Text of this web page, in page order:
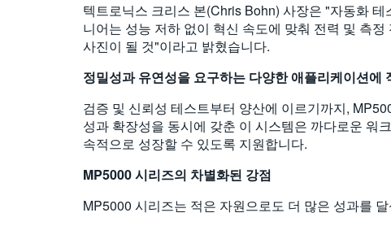
텍트로닉스 크리스 본(Chris Bohn) 사장은 "자동화
니어는 성능 저하 없이 혁신 속도에 맞춰 전력 및 측
사진이 될 것"이라고 밝혔습니다.
정밀성과 유연성을 요구하는 다양한 애플리케이션에
검증 및 신뢰성 테스트부터 양산에 이르기까지,
성과 확장성을 동시에 갖춘 이 시스템은 까다로운 워
속적으로 성장할 수 있도록 지원합니다.
MP5000시리즈의 차별화된 강점
MP5000 시리즈는 적은 자원으로도 더 많은 성과를